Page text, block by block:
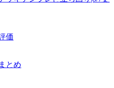
価
とめ